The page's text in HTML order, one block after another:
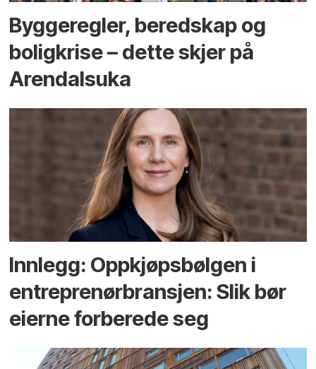
Bygge­regler, beredskap og
bolig­krise – dette skjer på
Arendals­uka
Innlegg: Oppkjøps­bølgen i
entreprenør­bransjen: Slik bør
eierne forberede seg